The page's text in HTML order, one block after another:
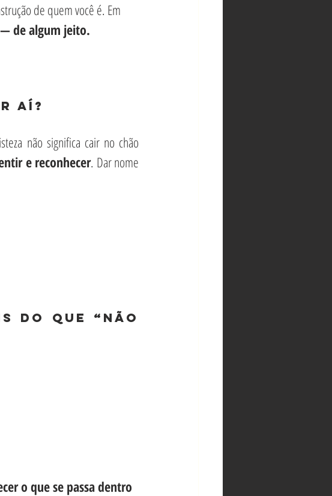
de quem você é. Em
de algum jeito.
aí?
não significa cair no chão
e reconhecer. Dar nome
do que “não
o que se passa dentro